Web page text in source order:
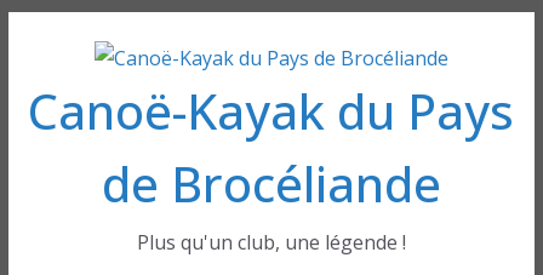
contenu
Canoë-Kayak du Pays
de Brocéliande
Plus qu'un club, une légende !